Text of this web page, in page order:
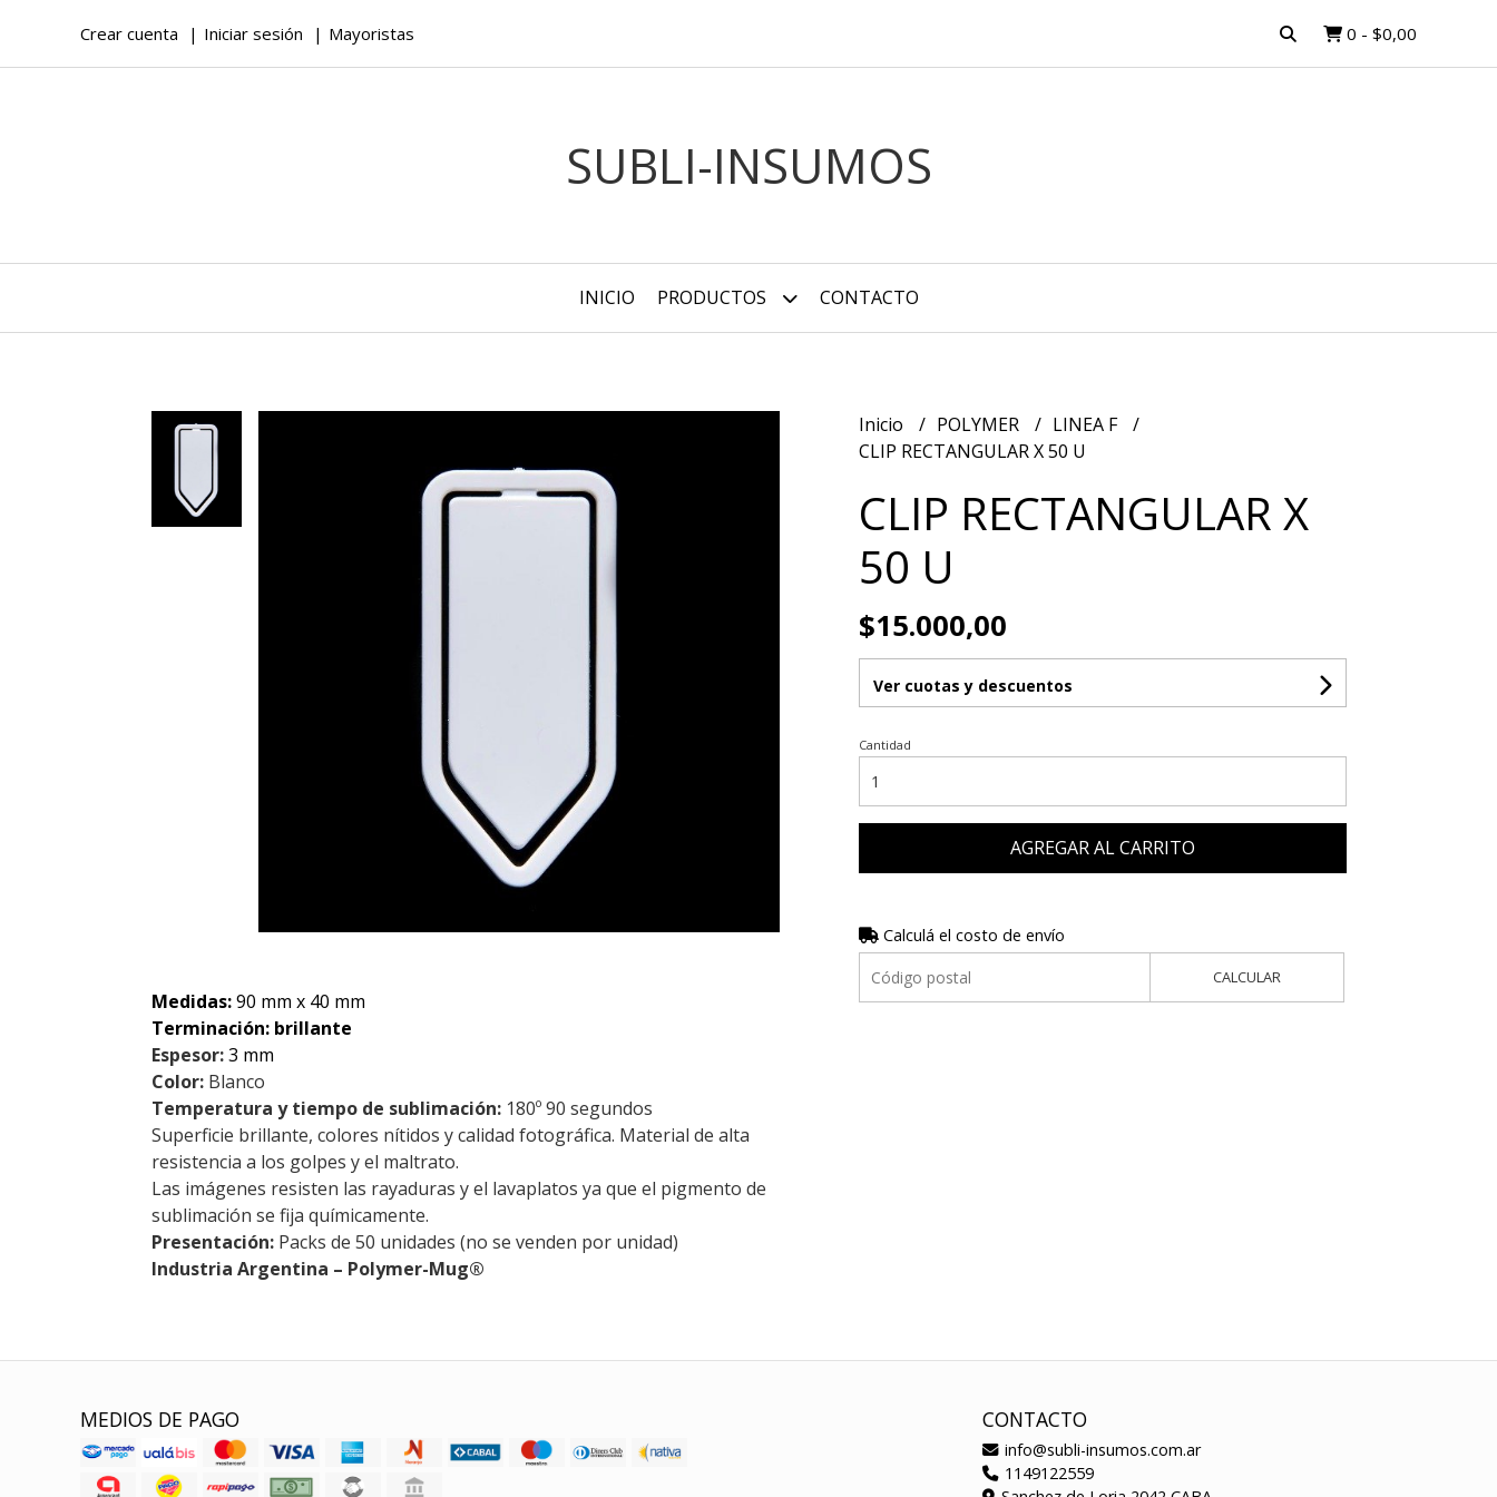
Crear cuenta Iniciar sesión Mayoristas 0 - $0,00
SUBLI-INSUMOS
INICIO PRODUCTOS CONTACTO
Medidas:90 mm x 40 mm
Terminación: brillante
Espesor:3 mm
Color:Blanco
Temperatura y tiempo de sublimación:180º 90 segundos
Superficie brillante, colores nítidos y calidad fotográfica. Material de alta
resistencia a los golpes y el maltrato.
Las imágenes resisten las rayaduras y el lavaplatos ya que el pigmento de
sublimación se fija químicamente.
Presentación:Packs de 50 unidades (no se venden por unidad)
Industria Argentina – Polymer-Mug®
Inicio POLYMER
LINEA F
CLIP RECTANGULAR X 50 U
CLIP RECTANGULAR X
50 U
$15.000,00
Ver cuotas y descuentos
Cantidad
AGREGAR AL CARRITO
Calculá el costo de envío
CALCULAR
MEDIOS DE PAGO CONTACTO
info@subli-insumos.com.ar
1149122559